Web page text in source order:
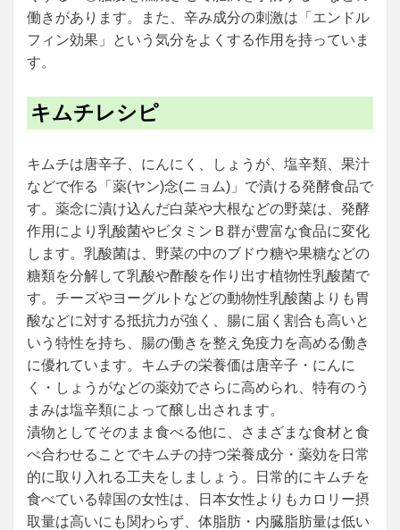
働きがあります。また、辛み成分の刺激は「エンドル
フィン効果」という気分をよくする作用を持っていま
す。
キムチレシピ
キムチは唐辛子、にんにく、しょうが、塩辛類、果汁
などで作る「薬(ヤン)念(ニョム)」で漬ける発酵食品で
す。薬念に漬け込んだ白菜や大根などの野菜は、発酵
作用により乳酸菌やビタミンＢ群が豊富な食品に変化
します。乳酸菌は、野菜の中のブドウ糖や果糖などの
糖類を分解して乳酸や酢酸を作り出す植物性乳酸菌で
す。チーズやヨーグルトなどの動物性乳酸菌よりも胃
酸などに対する抵抗力が強く、腸に届く割合も高いと
いう特性を持ち、腸の働きを整え免疫力を高める働き
に優れています。キムチの栄養価は唐辛子・にんに
く・しょうがなどの薬効でさらに高められ、特有のう
まみは塩辛類によって醸し出されます。
漬物としてそのまま食べる他に、さまざまな食材と食
べ合わせることでキムチの持つ栄養成分・薬効を日常
的に取り入れる工夫をしましょう。日常的にキムチを
食べている韓国の女性は、日本女性よりもカロリー摂
取量は高いにも関わらず、体脂肪・内臓脂肪量は低い